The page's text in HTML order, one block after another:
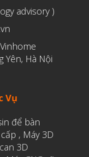
3D để bàn Formlabs U.S.
advisory )
Yên, Hà Nội
Vụ
để bàn
, Máy 3D
3D